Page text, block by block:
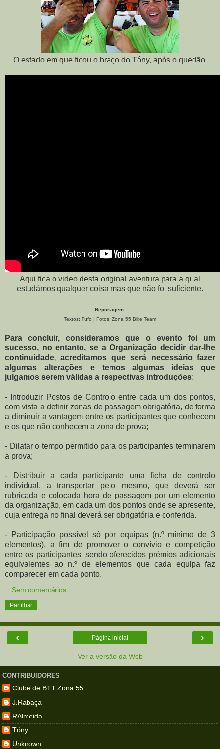
O estado em que ficou o braço do Tóny, após o quedão.
Aqui fica o video desta original aventura para a qual
estudámos qualquer coisa mas que não foi suficiente.
Reportagem:
Textos: Tufo | Fotos: Zona 55 Bike Team
Para concluir, consideramos que o evento foi um
sucesso, no entanto, se a Organização decidir dar-lhe
continuidade, acreditamos que será necessário fazer
algumas alterações e temos algumas ideias que
julgamos serem válidas a respectivas introduções:
- Introduzir Postos de Controlo entre cada um dos pontos,
com vista a definir zonas de passagem obrigatória, de forma
a diminuir a vantagem entre os participantes que conhecem
e os que não conhecem a zona de prova;
- Dilatar o tempo permitido para os participantes terminarem
a prova;
- Distribuir a cada participante uma ficha de controlo
individual, a transportar pelo mesmo, que deverá ser
rubricada e colocada hora de passagem por um elemento
da organização, em cada um dos pontos onde se apresente,
cuja entrega no final deverá ser obrigatória e conferida.
- Participação possível só por equipas (n.º mínimo de 3
elementos), a fim de promover o convívio e competição
entre os participantes, sendo oferecidos prémios adicionais
equivalentes ao n.º de elementos que cada equipa faz
comparecer em cada ponto.
Sem comentários:
Partilhar
‹ ›
Página inicial
Ver a versão da Web
CONTRIBUIDORES
Clube de BTT Zona 55
J.Rabaça
RAlmeida
Tóny
Unknown